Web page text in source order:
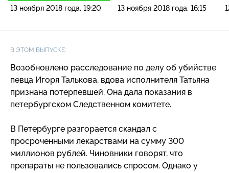
13 ноября 2018 года. 19:20 13 ноября 2018 года. 16:15
В ЭТОМ ВЫПУСКЕ:
Возобновлено расследование по делу об убийстве
певца Игоря Талькова, вдова исполнителя Татьяна
признана потерпевшей. Она дала показания в
петербургском Следственном комитете.
В Петербурге разгорается скандал с
просроченными лекарствами на сумму 300
миллионов рублей. Чиновники говорят, что
препараты не пользовались спросом. Однако у